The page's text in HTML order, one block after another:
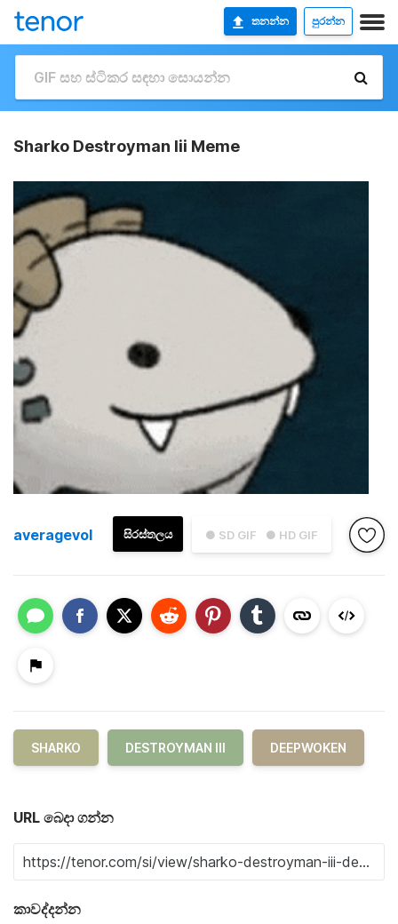
තනන්න පුරන්න
Sharko Destroyman Iii Meme
● SD GIF ● HD GIF
සිරස්තලය
averagevol
SHARKO DESTROYMAN III DEEPWOKEN
URL බෙදා ගන්න
කාවද්දන්න